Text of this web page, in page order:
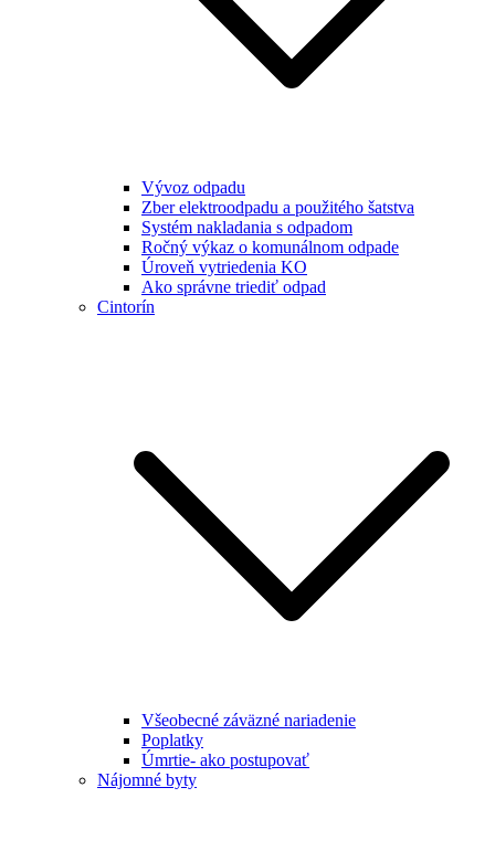
Vývoz odpadu
Zber elektroodpadu a použitého šatstva
Systém nakladania s odpadom
Ročný výkaz o komunálnom odpade
Úroveň vytriedenia KO
Ako správne triediť odpad
Cintorín
Všeobecné záväzné nariadenie
Poplatky
Úmrtie- ako postupovať
Nájomné byty